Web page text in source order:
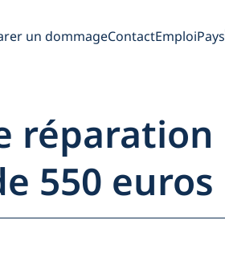
un dommageContactEmploiPays
réparation
550 euros